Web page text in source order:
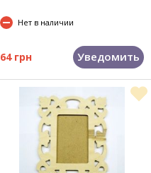
Нет в наличии
64 грн Уведомить